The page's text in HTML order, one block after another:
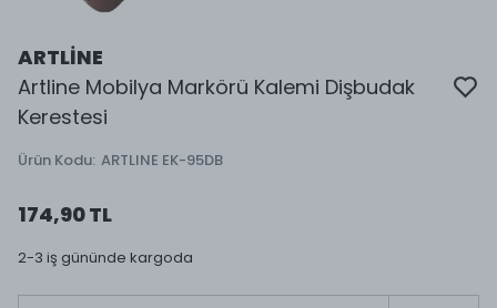
ARTLİNE
Artline Mobilya Markörü Kalemi Dişbudak
Kerestesi
Ürün Kodu: ARTLINE EK-95DB
174,90 TL
2-3 iş gününde kargoda